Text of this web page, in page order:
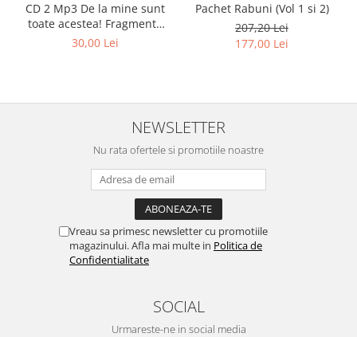
CD 2 Mp3 De la mine sunt
toate acestea! Fragmente
din cărțile lui Marius Ghidel
30,00 Lei
Pachet Rabuni (Vol 1 si 2)
207,20 Lei
177,00 Lei
NEWSLETTER
Nu rata ofertele si promotiile noastre
Vreau sa primesc newsletter cu promotiile
magazinului. Afla mai multe in Politica de
Confidentialitate
SOCIAL
Urmareste-ne in social media